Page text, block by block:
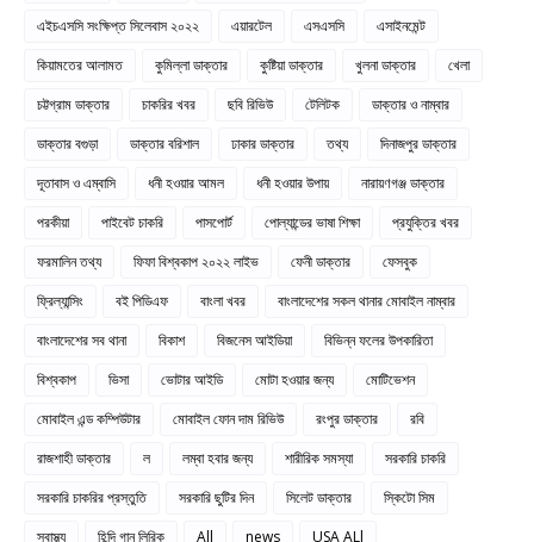
এইচএসসি সংক্ষিপ্ত সিলেবাস ২০২২
এয়ারটেল এসএসসি
এসাইনমেন্ট
কিয়ামতের আলামত
কুমিল্লা ডাক্তার কুষ্টিয়া ডাক্তার খুলনা ডাক্তার
খেলা
চট্টগ্রাম ডাক্তার
চাকরির খবর ছবি রিভিউ টেলিটক
ডাক্তার ও নাম্বার
ডাক্তার বগুড়া
ডাক্তার বরিশাল ঢাকার ডাক্তার তথ্য
দিনাজপুর ডাক্তার
দূতাবাস ও এম্বাসি
ধনী হওয়ার আমল ধনী হওয়ার উপায়
নারায়ণগঞ্জ ডাক্তার
পরকীয়া
পাইবেট চাকরি পাসপোর্ট পোল্যান্ডের ভাষা শিক্ষা
প্রযুক্তির খবর
ফরমালিন তথ্য
ফিফা বিশ্বকাপ ২০২২ লাইভ ফেনী ডাক্তার
ফেসবুক
ফ্রিল্যান্সিং
বই পিডিএফ বাংলা খবর
বাংলাদেশের সকল থানার মোবাইল নাম্বার
বাংলাদেশের সব থানা
বিকাশ বিজনেস আইডিয়া
বিভিন্ন ফলের উপকারিতা
বিশ্বকাপ
ভিসা ভোটার আইডি মোটা হওয়ার জন্য
মোটিভেশন
মোবাইল এন্ড কম্পিউটার
মোবাইল ফোন দাম রিভিউ রংপুর ডাক্তার
রবি
রাজশাহী ডাক্তার
ল লম্বা হবার জন্য শারীরিক সমস্যা
সরকারি চাকরি
সরকারি চাকরির প্রস্তুতি
সরকারি ছুটির দিন সিলেট ডাক্তার
স্কিটো সিম
স্বাস্থ্য
হিন্দি গান লিরিক All news USA ALl